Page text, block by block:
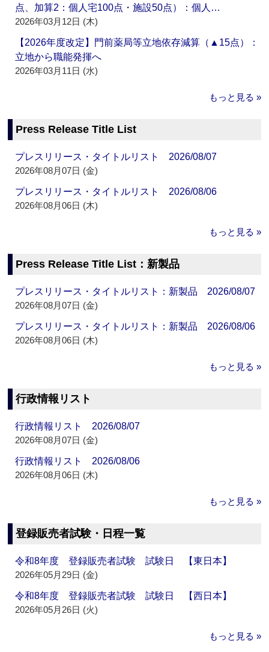
点、加算2：個人宅100点・施設50点）：個人…
2026年03月12日 (木)
【2026年度改定】門前薬局等立地依存減算（▲15点）：
立地から職能発揮へ
2026年03月11日 (水)
もっと見る »
Press Release Title List
プレスリリース・タイトルリスト 2026/08/07
2026年08月07日 (金)
プレスリリース・タイトルリスト 2026/08/06
2026年08月06日 (木)
もっと見る »
Press Release Title List：新製品
プレスリリース・タイトルリスト：新製品 2026/08/07
2026年08月07日 (金)
プレスリリース・タイトルリスト：新製品 2026/08/06
2026年08月06日 (木)
もっと見る »
行政情報リスト
行政情報リスト 2026/08/07
2026年08月07日 (金)
行政情報リスト 2026/08/06
2026年08月06日 (木)
もっと見る »
登録販売者試験・日程一覧
令和8年度 登録販売者試験 試験日 【東日本】
2026年05月29日 (金)
令和8年度 登録販売者試験 試験日 【西日本】
2026年05月26日 (火)
もっと見る »